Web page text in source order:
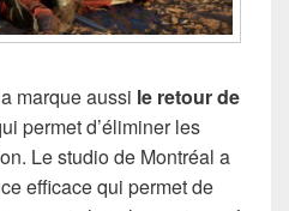
marque aussi le retour de
permet d’éliminer les
Le studio de Montréal a
efficace qui permet de